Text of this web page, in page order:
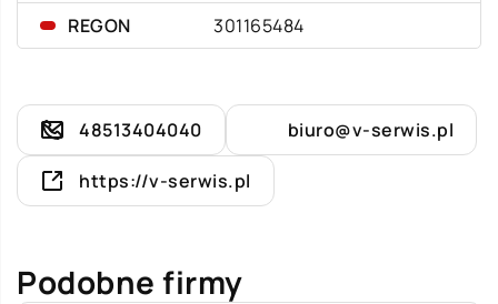
REGON
301165484
48513404040 biuro@v-serwis.pl
https://v-serwis.pl
Podobne firmy